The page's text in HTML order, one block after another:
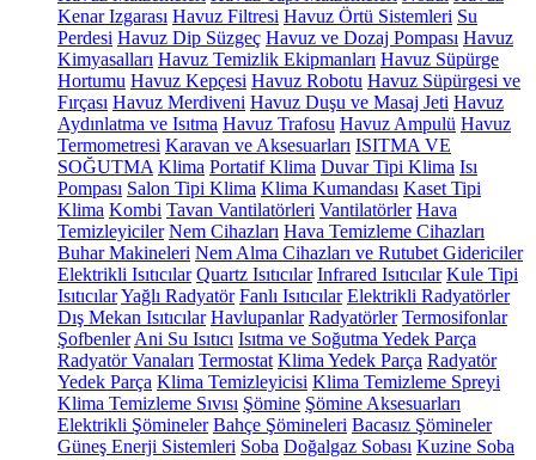
Kenar Izgarası Havuz Filtresi Havuz Örtü Sistemleri Su
Perdesi Havuz Dip Süzgeç Havuz ve Dozaj Pompası Havuz
Kimyasalları Havuz Temizlik Ekipmanları Havuz Süpürge
Hortumu Havuz Kepçesi Havuz Robotu Havuz Süpürgesi ve
Fırçası Havuz Merdiveni Havuz Duşu ve Masaj Jeti Havuz
Aydınlatma ve Isıtma Havuz Trafosu Havuz Ampulü Havuz
Termometresi Karavan ve Aksesuarları ISITMA VE
SOĞUTMA Klima Portatif Klima Duvar Tipi Klima Isı
Pompası Salon Tipi Klima Klima Kumandası Kaset Tipi
Klima Kombi Tavan Vantilatörleri Vantilatörler Hava
Temizleyiciler Nem Cihazları Hava Temizleme Cihazları
Buhar Makineleri Nem Alma Cihazları ve Rutubet Gidericiler
Elektrikli Isıtıcılar Quartz Isıtıcılar Infrared Isıtıcılar Kule Tipi
IsıtıcılarYağlı Radyatör Fanlı Isıtıcılar Elektrikli Radyatörler
Dış Mekan Isıtıcılar Havlupanlar Radyatörler Termosifonlar
Şofbenler Ani Su Isıtıcı Isıtma ve Soğutma Yedek Parça
Radyatör Vanaları Termostat Klima Yedek Parça Radyatör
Yedek Parça Klima Temizleyicisi Klima Temizleme Spreyi
Klima Temizleme Sıvısı Şömine Şömine Aksesuarları
Elektrikli Şömineler Bahçe Şömineleri Bacasız Şömineler
Güneş Enerji Sistemleri Soba Doğalgaz Sobası Kuzine Soba